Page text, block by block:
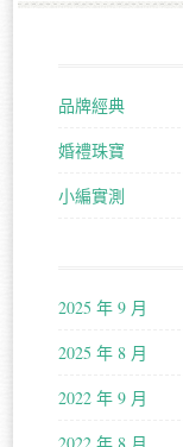
品牌經典
婚禮珠寶
小編實測
2025 年 9 月
2025 年 8 月
2022 年 9 月